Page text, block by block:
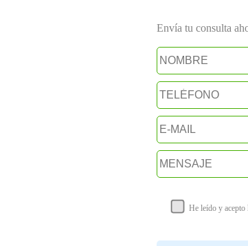
Envía tu consulta
He leído y acepto